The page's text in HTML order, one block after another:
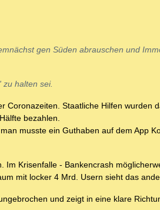
gen Süden abrauschen und
halten sei.
Staatliche Hilfen wurden
bezahlen.
musste ein Guthaben auf dem App
Krisenfalle - Bankencrash
mit locker 4 Mrd. Usern sieht das
und zeigt in eine klare